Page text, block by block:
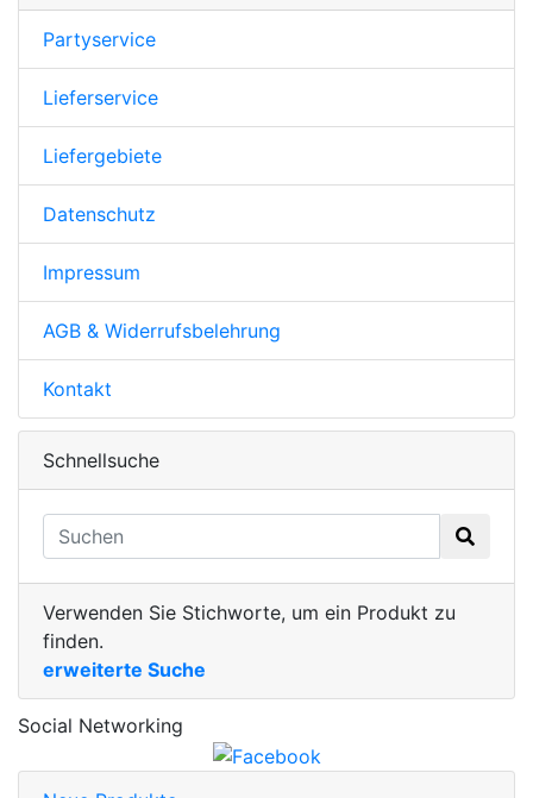
Partyservice
Lieferservice
Liefergebiete
Datenschutz
Impressum
AGB & Widerrufsbelehrung
Kontakt
Schnellsuche
Verwenden Sie Stichworte, um ein Produkt zu
finden.
erweiterte Suche
Social Networking